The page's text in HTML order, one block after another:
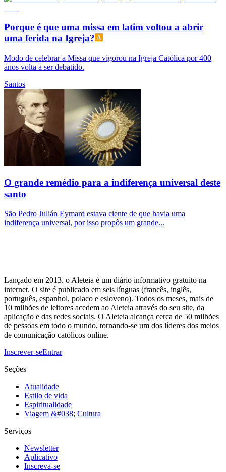
Porque é que uma missa em latim voltou a abrir
uma ferida na Igreja?
Modo de celebrar a Missa que vigorou na Igreja Católica por 400
anos volta a ser debatido.
Santos
O grande remédio para a indiferença universal deste
santo
São Pedro Julián Eymard estava ciente de que havia uma
indiferença universal, por isso propôs um grande...
Lançado em 2013, o Aleteia é um diário informativo gratuito na
internet. O site é publicado em seis línguas (francês, inglês,
português, espanhol, polaco e esloveno). Todos os meses, mais de
10 milhões de leitores acedem ao Aleteia através do seu site, da
aplicação e das redes sociais. O Aleteia alcança cerca de 50 milhões
de pessoas em todo o mundo, tornando-se um dos líderes dos meios
de comunicação católicos online.
Inscrever-seEntrar
Seções
Atualidade
Estilo de vida
Espiritualidade
Viagem &#038; Cultura
Serviços
Newsletter
Aplicativo
Inscreva-se